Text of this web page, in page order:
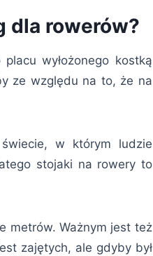
dla rowerów?
wyłożonego kostką
ze względu na to, że na
w którym ludzie
stojaki na rowery to
metrów. Ważnym jest też
zajętych, ale gdyby był